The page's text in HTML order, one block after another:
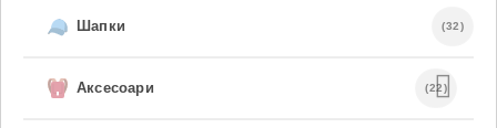
Шапки (32)
Аксесоари (22)